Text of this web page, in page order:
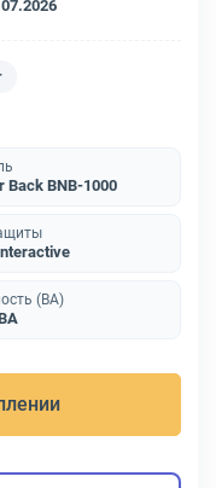
Back BNB-1000
(ВА)